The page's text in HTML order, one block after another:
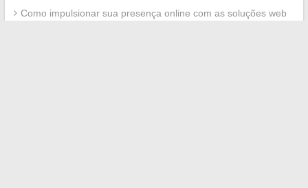
Como impulsionar sua presença online com as soluções web